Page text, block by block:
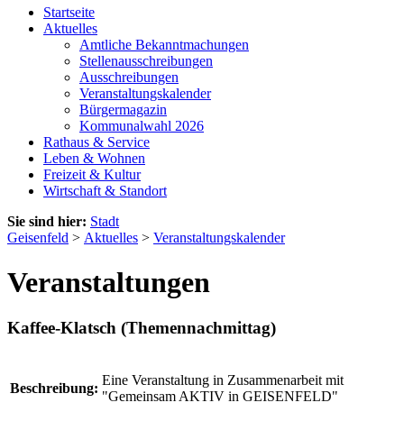
Startseite
Aktuelles
Amtliche Bekanntmachungen
Stellenausschreibungen
Ausschreibungen
Veranstaltungskalender
Bürgermagazin
Kommunalwahl 2026
Rathaus & Service
Leben & Wohnen
Freizeit & Kultur
Wirtschaft & Standort
Sie sind hier: Stadt
Geisenfeld > Aktuelles > Veranstaltungskalender
Veranstaltungen
Kaffee-Klatsch (Themennachmittag)
Beschreibung:
Eine Veranstaltung in Zusammenarbeit mit
"Gemeinsam AKTIV in GEISENFELD"